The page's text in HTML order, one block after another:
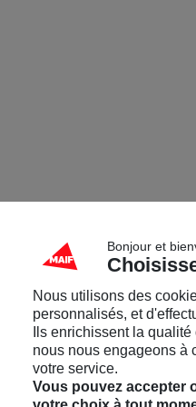
Bonjour et
Nous utilisons des
personnalisés, et
Ils enrichissent la
nous nous engageons à
votre service.
Vous pouvez accepter